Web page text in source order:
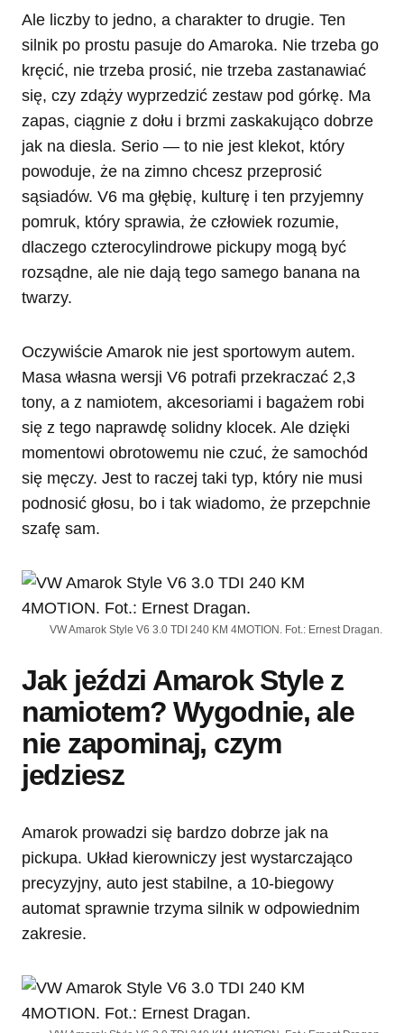
Ale liczby to jedno, a charakter to drugie. Ten
silnik po prostu pasuje do Amaroka. Nie trzeba go
kręcić, nie trzeba prosić, nie trzeba zastanawiać
się, czy zdąży wyprzedzić zestaw pod górkę. Ma
zapas, ciągnie z dołu i brzmi zaskakująco dobrze
jak na diesla. Serio — to nie jest klekot, który
powoduje, że na zimno chcesz przeprosić
sąsiadów. V6 ma głębię, kulturę i ten przyjemny
pomruk, który sprawia, że człowiek rozumie,
dlaczego czterocylindrowe pickupy mogą być
rozsądne, ale nie dają tego samego banana na
twarzy.
Oczywiście Amarok nie jest sportowym autem.
Masa własna wersji V6 potrafi przekraczać 2,3
tony, a z namiotem, akcesoriami i bagażem robi
się z tego naprawdę solidny klocek. Ale dzięki
momentowi obrotowemu nie czuć, że samochód
się męczy. Jest to raczej taki typ, który nie musi
podnosić głosu, bo i tak wiadomo, że przepchnie
szafę sam.
VW Amarok Style V6 3.0 TDI 240 KM 4MOTION. Fot.: Ernest Dragan.
Jak jeździ Amarok Style z
namiotem? Wygodnie, ale
nie zapominaj, czym
jedziesz
Amarok prowadzi się bardzo dobrze jak na
pickupa. Układ kierowniczy jest wystarczająco
precyzyjny, auto jest stabilne, a 10-biegowy
automat sprawnie trzyma silnik w odpowiednim
zakresie.